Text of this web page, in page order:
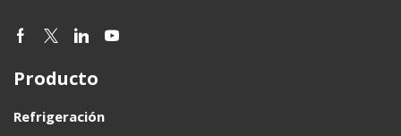
Producto
Refrigeración